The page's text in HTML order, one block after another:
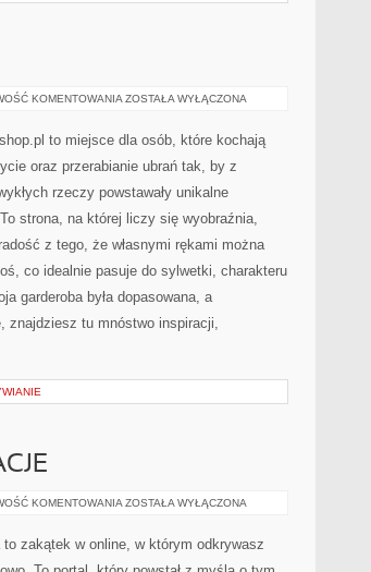
KOMENTOWANIA SZYCIE
ZOSTAŁA WYŁĄCZONA
to miejsce dla osób, które kochają
oraz przerabianie ubrań tak, by z
rzeczy powstawały unikalne
strona, na której liczy się wyobraźnia,
z tego, że własnymi rękami można
co idealnie pasuje do sylwetki, charakteru
garderoba była dopasowana, a
znajdziesz tu mnóstwo inspiracji,
KOMENTOWANIA WRÓŻBY
RELACJE
ZOSTAŁA WYŁĄCZONA
to zakątek w online, w którym odkrywasz